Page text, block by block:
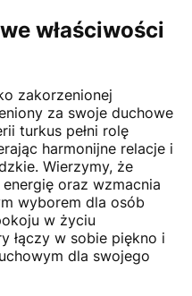
właściwości
zakorzenionej
za swoje duchowe
turkus pełni rolę
harmonijne relacje i
Wierzymy, że
oraz wzmacnia
wyborem dla osób
w życiu
łączy w sobie piękno i
dla swojego